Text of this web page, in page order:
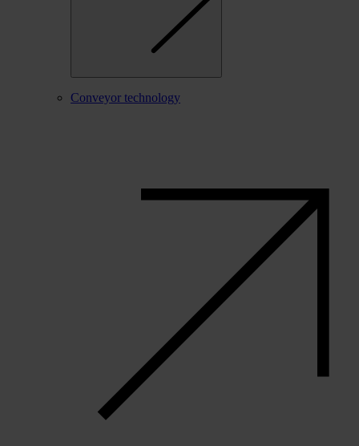
Conveyor technology